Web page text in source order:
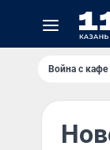
Война с